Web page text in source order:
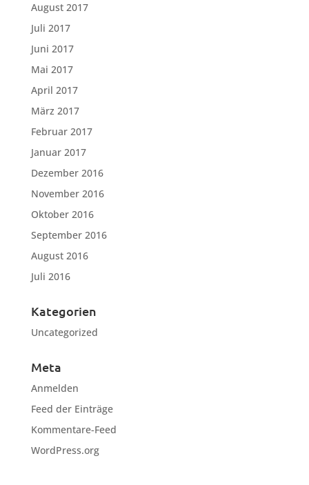
August 2017
Juli 2017
Juni 2017
Mai 2017
April 2017
März 2017
Februar 2017
Januar 2017
Dezember 2016
November 2016
Oktober 2016
September 2016
August 2016
Juli 2016
Kategorien
Uncategorized
Meta
Anmelden
Feed der Einträge
Kommentare-Feed
WordPress.org